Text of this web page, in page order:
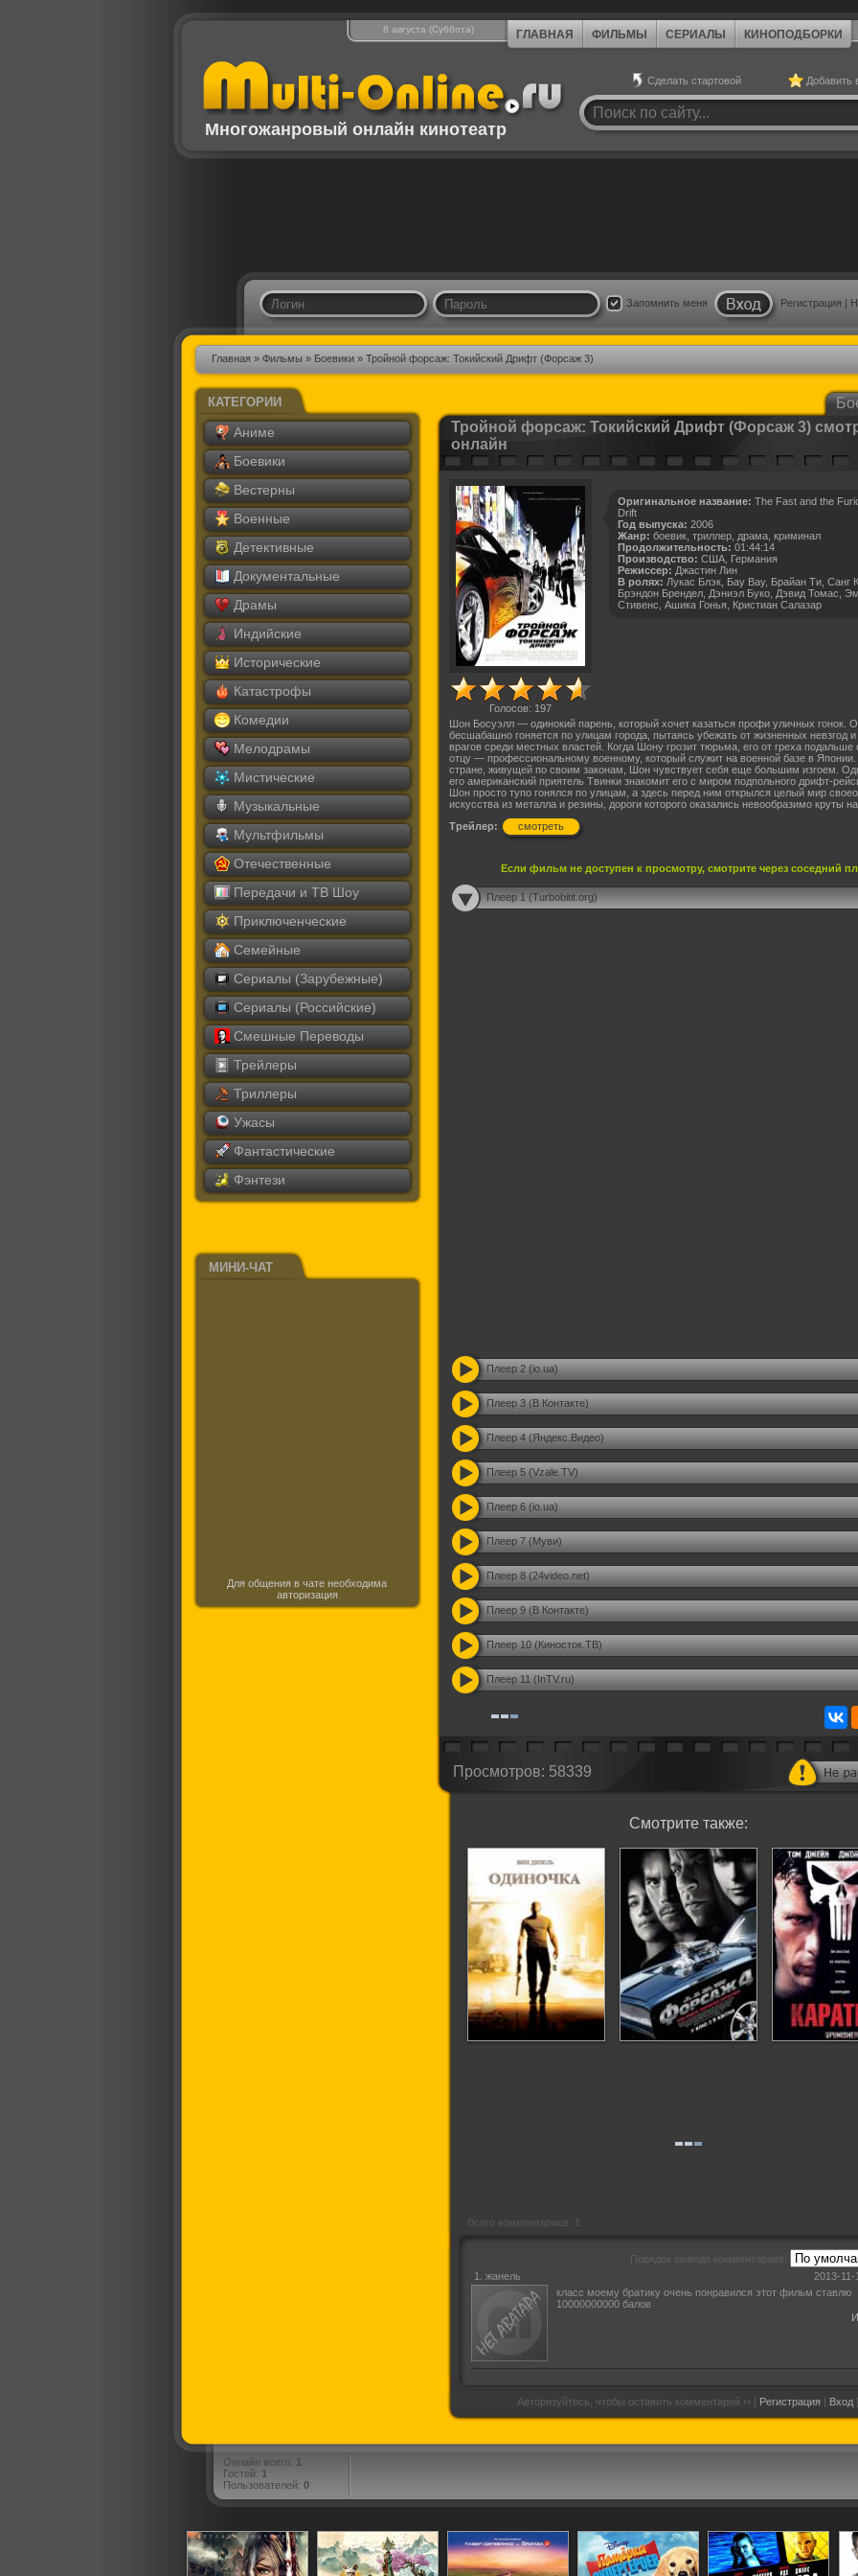
8 августа (Суббота) ГЛАВНАЯ ФИЛЬМЫ СЕРИАЛЫ КИНОПОДБОРКИ
Многожанровый онлайн кинотеатр
Сделать стартовой Добавить
Запомнить меня Регистрация |
Главная» Фильмы» Боевики» Тройной форсаж: Токийский Дрифт (Форсаж 3)
КАТЕГОРИИ
Аниме
Боевики
Вестерны
Военные
Детективные
Документальные
Драмы
Индийские
Исторические
Катастрофы
Комедии
Мелодрамы
Мистические
Музыкальные
Мультфильмы
Отечественные
Передачи и ТВ Шоу
Приключенческие
Семейные
Сериалы (Зарубежные)
Сериалы (Российские)
Смешные Переводы
Трейлеры
Триллеры
Ужасы
Фантастические
Фэнтези
МИНИ-ЧАТ
Для общения в чате необходима
авторизация
Тройной форсаж: Токийский Дрифт (Форсаж 3)
онлайн
Голосов: 197
Оригинальное название: The Fast and the
Drift
Год выпуска: 2006
Жанр: боевик, триллер, драма, криминал
Продолжительность: 01:44:14
Производство: США, Германия
Режиссер: Джастин Лин
В ролях: Лукас Блэк, Бау Вау, Брайан Ти, Санг
Брэндон Брендел, Дэниэл Буко, Дэвид Томас,
Стивенс, Ашика Гонья, Кристиан Салазар
Шон Босуэлл — одинокий парень, который хочет казаться профи уличных гонок.
бесшабашно гоняется по улицам города, пытаясь убежать от жизненных невзгод
врагов среди местных властей. Когда Шону грозит тюрьма, его от греха подальше
отцу — профессиональному военному, который служит на военной базе в
стране, живущей по своим законам, Шон чувствует себя еще большим изгоем.
его американский приятель Твинки знакомит его с миром подпольного дрифт-
Шон просто тупо гонялся по улицам, а здесь перед ним открылся целый мир
искусства из металла и резины, дороги которого оказались невообразимо круты
Трейлер:
смотреть
Если фильм не доступен к просмотру, смотрите через соседний
Плеер 1 (Turbobitit.org)
Плеер 2 (io.ua)
Плеер 3 (В Контакте)
Плеер 4 (Яндекс.Видео)
Плеер 5 (Vzale.TV)
Плеер 6 (io.ua)
Плеер 7 (Муви)
Плеер 8 (24video.net)
Плеер 9 (В Контакте)
Плеер 10 (Киносток.ТВ)
Плеер 11 (InTV.ru)
Просмотров: 58339
Смотрите также:
Всего комментариев: 1
Порядок вывода комментариев:
2013-11-
1. жанель
класс моему братику очень понравился этот фильм ставлю
10000000000 балов
Авторизуйтесь, чтобы оставить комментарий ›› [ Регистрация | Вход ]
Онлайн всего: 1
Гостей: 1
Пользователей: 0